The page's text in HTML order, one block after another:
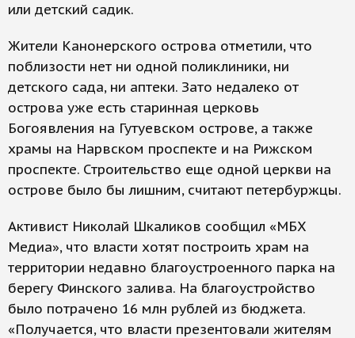
или детский садик.
Жители Канонерского острова отметили, что
поблизости нет ни одной поликлиники, ни
детского сада, ни аптеки. Зато недалеко от
острова уже есть старинная церковь
Богоявления на Гутуевском острове, а также
храмы на Нарвском проспекте и на Рижском
проспекте. Строительство еще одной церкви на
острове было бы лишним, считают петербуржцы.
Активист Николай Шкаликов сообщил «МБХ
Медиа», что власти хотят построить храм на
территории недавно благоустроенного парка на
берегу Финского залива. На благоустройство
было потрачено 16 млн рублей из бюджета.
«Получается, что власти презентовали жителям